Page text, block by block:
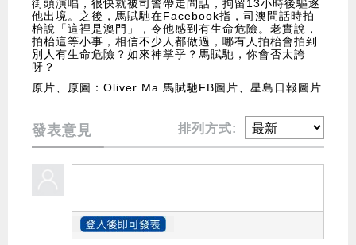
街頭演唱，很快就被司警帶走問話，拘留13小時後驅逐
他出境。之後，馬賦馳在Facebook指，司澳問話時拍
枱說「這裡是澳門」，令他感到有生命危險。老實說，
拍枱這等小事，相信不少人都做過，哪有人拍枱會拍到
別人有生命危險？如來神掌乎？馬賦馳，你會否太誇
呀？
原片、原圖：Oliver Ma 馬賦馳FB圖片、星島日報圖片
發表意見 排列方式: